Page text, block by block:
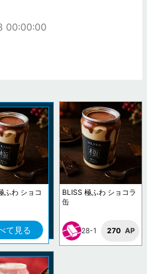
00:00:00
ふわ ショコ
て見る
BLISS 極ふわ ショコラ
缶
28-1 270 AP